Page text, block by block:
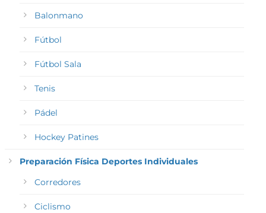
Balonmano
Fútbol
Fútbol Sala
Tenis
Pádel
Hockey Patines
Preparación Física Deportes Individuales
Corredores
Ciclismo